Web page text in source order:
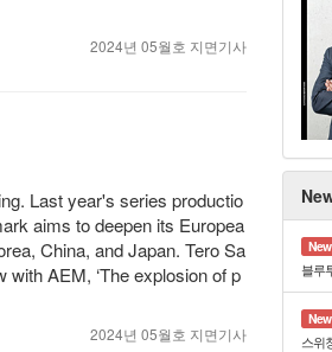
2024년 05월호 지면기사
Last year's series productio
aims to deepen its Europea
China, and Japan. Tero Sa
AEM, ‘The explosion of p
2024년 05월호 지면기사
New
블루
New
스위